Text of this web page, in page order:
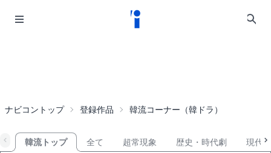
ナビコントップ 登録作品 韓流コーナー（韓ドラ）
韓流トップ 全て 超常現象 歴史・時代劇 現代